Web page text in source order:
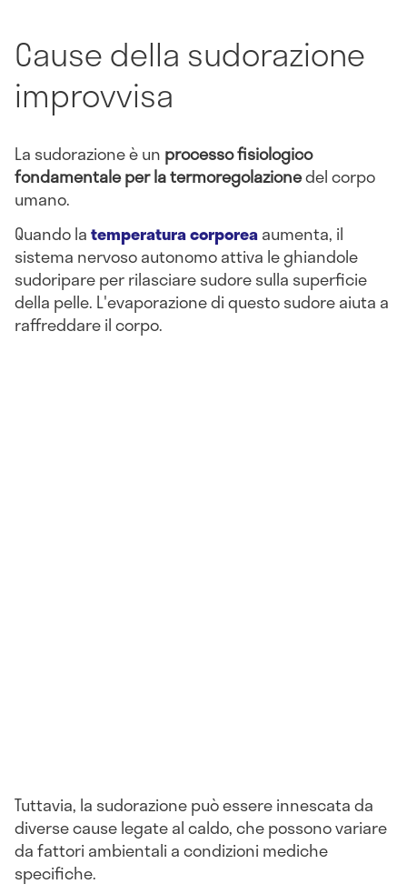
Cause della sudorazione
improvvisa
La sudorazione è un processo fisiologico
fondamentale per la termoregolazionedel corpo
umano.
Quando latemperatura corporeaaumenta, il
sistema nervoso autonomo attiva le ghiandole
sudoripare per rilasciare sudore sulla superficie
della pelle. L'evaporazione di questo sudore aiuta a
raffreddare il corpo.
Tuttavia, la sudorazione può essere innescata da
diverse cause legate al caldo, che possono variare
da fattori ambientali a condizioni mediche
specifiche.